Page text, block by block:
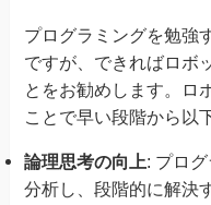
プログラミングを勉強
ですが、できればロボ
とをお勧めします。ロ
ことで早い段階から以
論理思考の向上: プロ
分析し、段階的に解決